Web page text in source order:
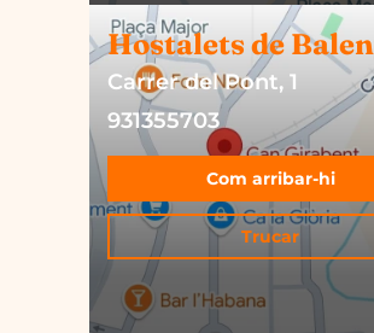
Hostalets de
Carrer del Pont, 1
931355703
Com arribar-hi
Trucar